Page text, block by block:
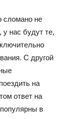
сломано не
нас будут те,
С другой
на
ответ на
в